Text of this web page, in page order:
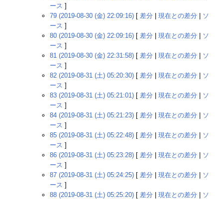
ース ]
79 (2019-08-30 (金) 22:09:16) [ 差分 現在との差分
ソ
ース ]
80 (2019-08-30 (金) 22:09:16) [ 差分 現在との差分
ソ
ース ]
81 (2019-08-30 (金) 22:31:58) [ 差分 現在との差分
ソ
ース ]
82 (2019-08-31 (土) 05:20:30) [ 差分 現在との差分
ソ
ース ]
83 (2019-08-31 (土) 05:21:01) [ 差分 現在との差分
ソ
ース ]
84 (2019-08-31 (土) 05:21:23) [ 差分 現在との差分
ソ
ース ]
85 (2019-08-31 (土) 05:22:48) [ 差分 現在との差分
ソ
ース ]
86 (2019-08-31 (土) 05:23:28) [ 差分 現在との差分
ソ
ース ]
87 (2019-08-31 (土) 05:24:25) [ 差分 現在との差分
ソ
ース ]
88 (2019-08-31 (土) 05:25:20) [ 差分 現在との差分
ソ